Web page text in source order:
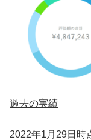
過去の実績
2022年1月29日時